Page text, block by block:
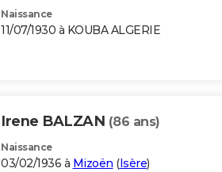
Naissance
11/07/1930 à KOUBA ALGERIE
Irene BALZAN (86 ans)
Naissance
03/02/1936 à Mizoën (Isère)